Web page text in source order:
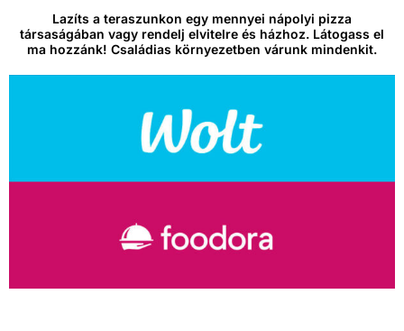
Lazíts a teraszunkon egy mennyei nápolyi pizza
társaságában vagy rendelj elvitelre és házhoz. Látogass el
ma hozzánk! Családias környezetben várunk mindenkit.